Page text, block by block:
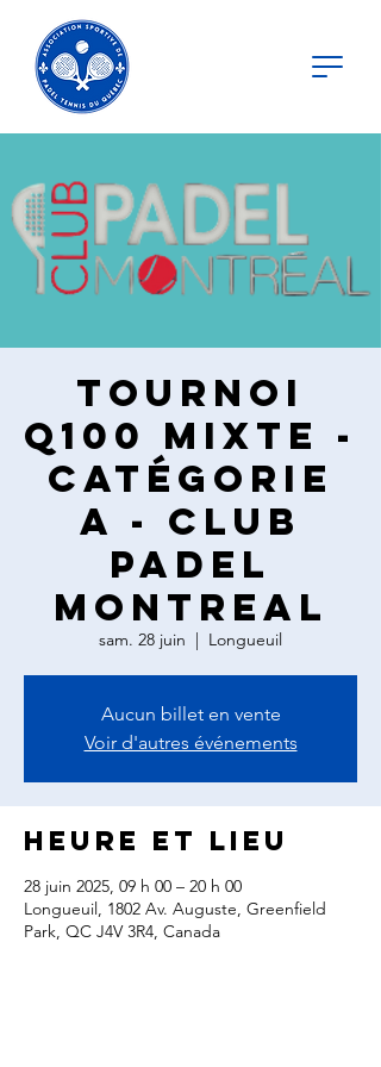
Tournoi
Q100 Mixte -
Catégorie
A - Club
Padel
Montreal
sam. 28 juin
  |
Longueuil
Aucun billet en vente
Voir d'autres événements
Heure et lieu
28 juin 2025, 09 h 00 – 20 h 00
Longueuil, 1802 Av. Auguste, Greenfield
Park, QC J4V 3R4, Canada